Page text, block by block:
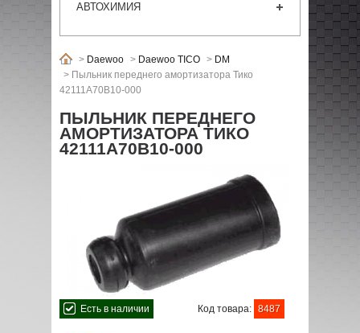
АВТОХИМИЯ
> Daewoo > Daewoo TICO > DM
> Пыльник переднего амортизатора Тико
42111A70B10-000
ПЫЛЬНИК ПЕРЕДНЕГО
АМОРТИЗАТОРА ТИКО
42111A70B10-000
Есть в наличии Код товара: 8487